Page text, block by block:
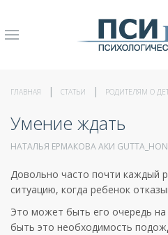
ГЛАВНАЯ СТАТЬИ РОДИТЕЛЯМ О
Умение ждать
НАТАЛЬЯ ЕРМАКОВА АКИ
Довольно часто почти каждый
ситуацию, когда ребенок
Это может быть его очередь
быть это необходимость